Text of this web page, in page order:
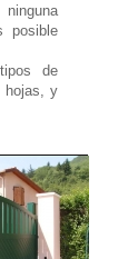
posible
de
hojas, y